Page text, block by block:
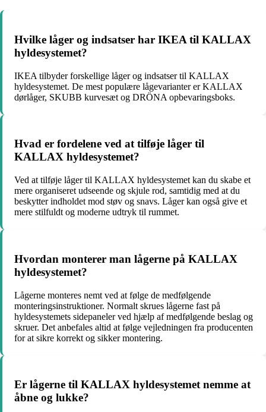
Hvilke låger og indsatser har IKEA til KALLAX
hyldesystemet?
IKEA tilbyder forskellige låger og indsatser til KALLAX
hyldesystemet. De mest populære lågevarianter er KALLAX
dørlåger, SKUBB kurvesæt og DRÖNA opbevaringsboks.
Hvad er fordelene ved at tilføje låger til
KALLAX hyldesystemet?
Ved at tilføje låger til KALLAX hyldesystemet kan du skabe et
mere organiseret udseende og skjule rod, samtidig med at du
beskytter indholdet mod støv og snavs. Låger kan også give et
mere stilfuldt og moderne udtryk til rummet.
Hvordan monterer man lågerne på KALLAX
hyldesystemet?
Lågerne monteres nemt ved at følge de medfølgende
monteringsinstruktioner. Normalt skrues lågerne fast på
hyldesystemets sidepaneler ved hjælp af medfølgende beslag og
skruer. Det anbefales altid at følge vejledningen fra producenten
for at sikre korrekt og sikker montering.
Er lågerne til KALLAX hyldesystemet nemme at
åbne og lukke?